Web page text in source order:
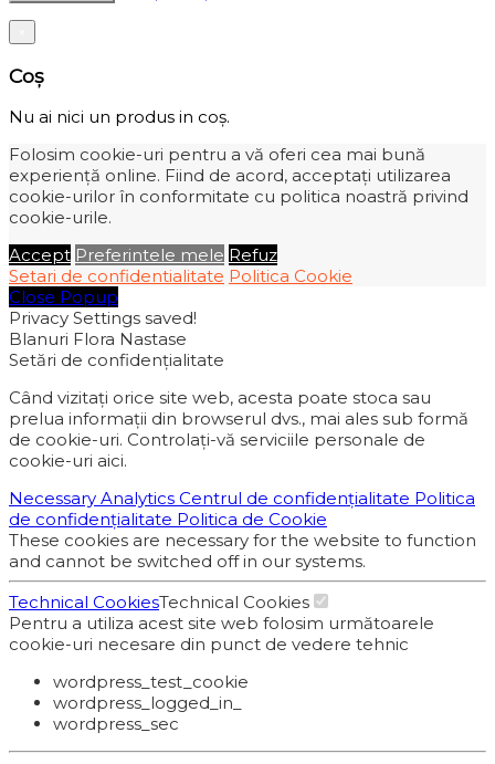
Coș
Nu ai nici un produs in coș.
Folosim cookie-uri pentru a vă oferi cea mai bună
experiență online. Fiind de acord, acceptați utilizarea
cookie-urilor în conformitate cu politica noastră privind
cookie-urile.
Accept Preferintele mele Refuz
Setari de confidentialitate Politica Cookie
Close Popup
Privacy Settings saved!
Blanuri Flora Nastase
Setări de confidențialitate
Când vizitați orice site web, acesta poate stoca sau
prelua informații din browserul dvs., mai ales sub formă
de cookie-uri. Controlați-vă serviciile personale de
cookie-uri aici.
Necessary Analytics Centrul de confidențialitate Politica
de confidențialitate Politica de Cookie
These cookies are necessary for the website to function
and cannot be switched off in our systems.
Technical CookiesTechnical Cookies
Pentru a utiliza acest site web folosim următoarele
cookie-uri necesare din punct de vedere tehnic
wordpress_test_cookie
wordpress_logged_in_
wordpress_sec